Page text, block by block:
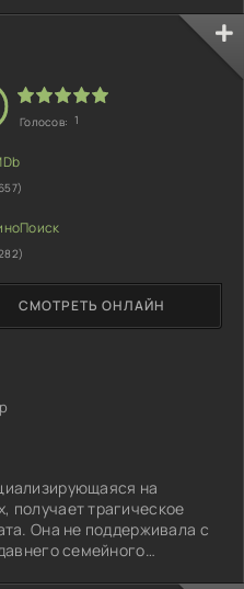
на
получает трагическое
Она не поддерживала с
семейного
СМОТРЕТЬ ОНЛАЙН
Голосов: 1